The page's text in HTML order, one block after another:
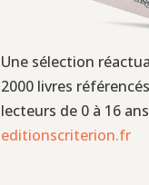
Une sélection
2000 livres
lecteurs de 0 à 16
editionscriterion.fr